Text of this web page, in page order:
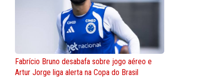
Fabrício Bruno desabafa sobre jogo aéreo e
Artur Jorge liga alerta na Copa do Brasil